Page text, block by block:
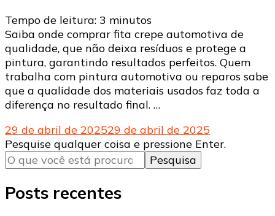
Tempo de leitura: 3 minutos
Saiba onde comprar fita crepe automotiva de
qualidade, que não deixa resíduos e protege a
pintura, garantindo resultados perfeitos. Quem
trabalha com pintura automotiva ou reparos sabe
que a qualidade dos materiais usados faz toda a
diferença no resultado final. …
29 de abril de 202529 de abril de 2025
Procurando
algo?
Pesquise qualquer coisa e pressione Enter.
Posts recentes